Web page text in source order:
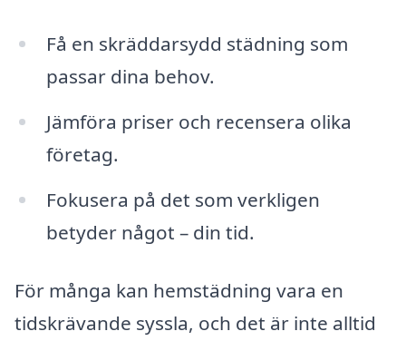
Få en skräddarsydd städning som
passar dina behov.
Jämföra priser och recensera olika
företag.
Fokusera på det som verkligen
betyder något – din tid.
För många kan hemstädning vara en
tidskrävande syssla, och det är inte alltid